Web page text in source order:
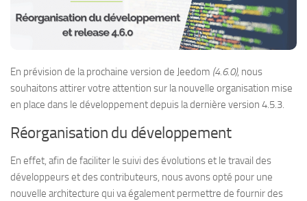
En prévision de la prochaine version de Jeedom (4.6.0), nous
souhaitons attirer votre attention sur la nouvelle organisation mise
en place dans le développement depuis la dernière version 4.5.3.
Réorganisation du développement
En effet, afin de faciliter le suivi des évolutions et le travail des
développeurs et des contributeurs, nous avons opté pour une
nouvelle architecture qui va également permettre de fournir des